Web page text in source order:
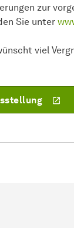
zur
Sie unter
viel